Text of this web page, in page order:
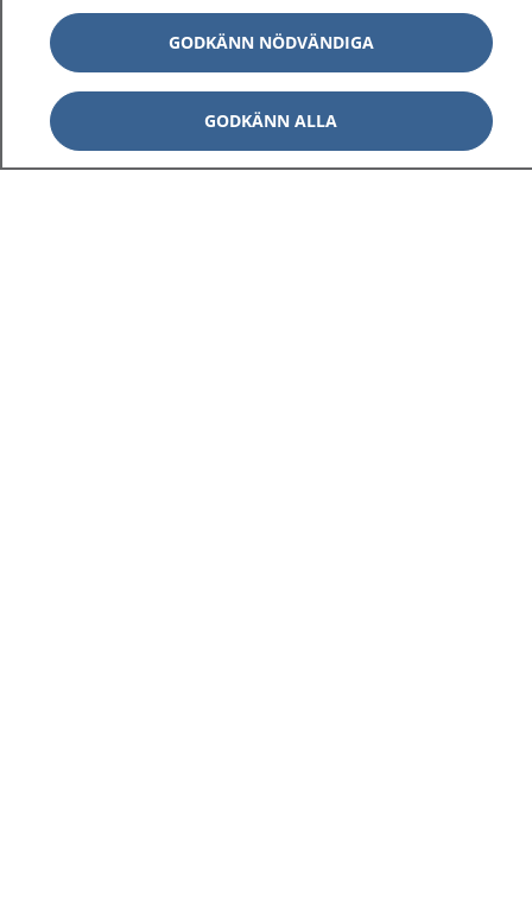
GODKÄNN NÖDVÄNDIGA
GODKÄNN ALLA